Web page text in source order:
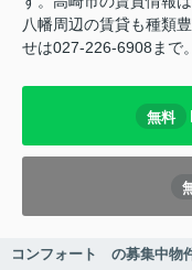
八幡周辺の賃貸も種類
せは027-226-6908まで。
無料
コンフォート の募集中物